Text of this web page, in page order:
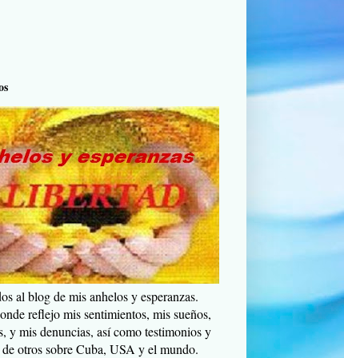
al blog de mis anhelos y esperanzas.
reflejo mis sentimientos, mis sueños,
y mis denuncias, así como testimonios y
otros sobre Cuba, USA y el mundo.